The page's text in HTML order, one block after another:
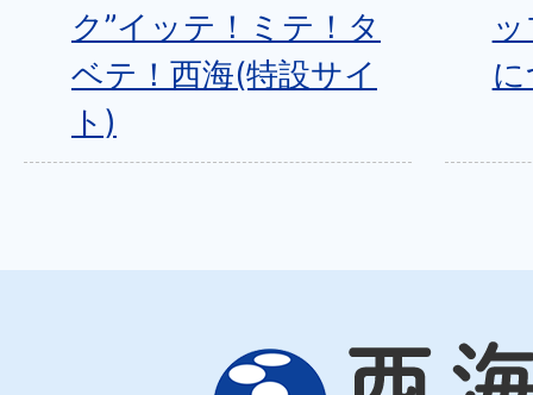
ク”イッテ！ミテ！タ
ベテ！西海(特設サイ
ト)